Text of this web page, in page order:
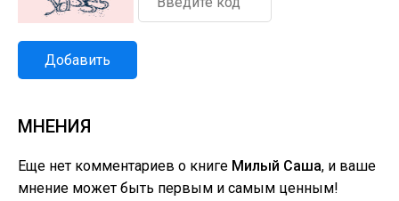
Добавить
МНЕНИЯ
Еще нет комментариев о книге Милый Саша, и ваше
мнение может быть первым и самым ценным!